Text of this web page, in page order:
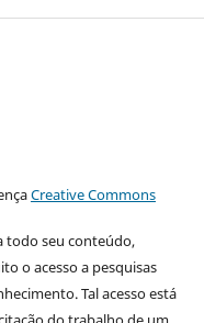
Creative Commons
todo seu conteúdo,
o acesso a pesquisas
Tal acesso está